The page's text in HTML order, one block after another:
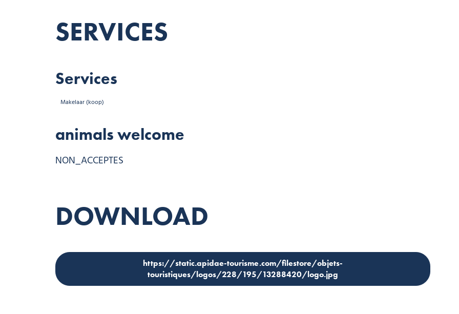
SERVICES
Services
Makelaar (koop)
animals welcome
NON_ACCEPTES
DOWNLOAD
https://static.apidae-tourisme.com/filestore/objets-
touristiques/logos/228/195/13288420/logo.jpg